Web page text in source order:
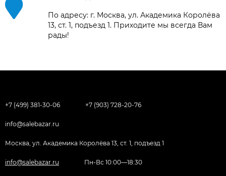
По адресу: г. Москва, ул. Академика Королёва
13, ст. 1, подъезд 1. Приходите мы всегда Вам
рады!
+7 (499) 381-30-06 +7 (903) 728-20-76
info@salebazar.ru
Москва, ул. Академика Королёва 13, ст. 1, подъезд 1
info@salebazar.ru Пн-Вс 10:00—18:30